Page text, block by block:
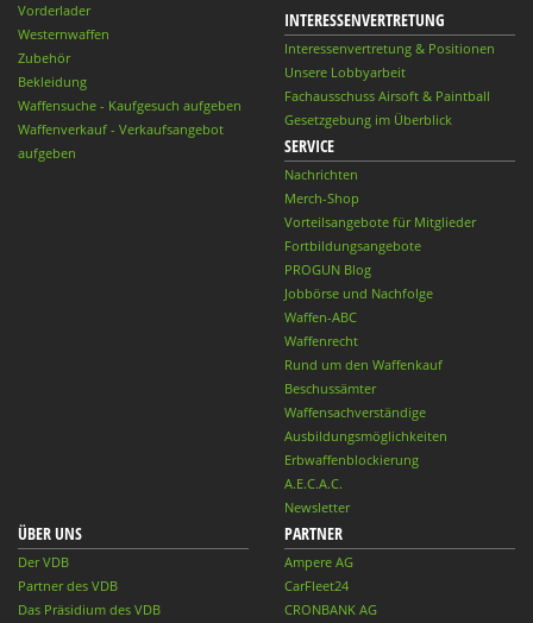
Vorderlader
Westernwaffen
Zubehör
Bekleidung
Waffensuche - Kaufgesuch aufgeben
Waffenverkauf - Verkaufsangebot
aufgeben
INTERESSENVERTRETUNG
Interessenvertretung & Positionen
Unsere Lobbyarbeit
Fachausschuss Airsoft & Paintball
Gesetzgebung im Überblick
SERVICE
Nachrichten
Merch-Shop
Vorteilsangebote für Mitglieder
Fortbildungsangebote
PROGUN Blog
Jobbörse und Nachfolge
Waffen-ABC
Waffenrecht
Rund um den Waffenkauf
Beschussämter
Waffensachverständige
Ausbildungsmöglichkeiten
Erbwaffenblockierung
A.E.C.A.C.
Newsletter
ÜBER UNS
Der VDB
Partner des VDB
Das Präsidium des VDB
PARTNER
Ampere AG
CarFleet24
CRONBANK AG